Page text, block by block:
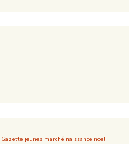
Gazette jeunes marché naissance noël